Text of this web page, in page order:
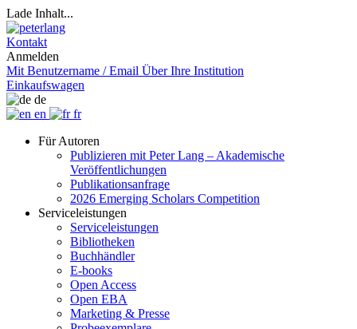
Lade Inhalt...
Kontakt
Anmelden
Mit Benutzername / Email Über Ihre Institution
Einkaufswagen
de
en
fr
Für Autoren
Publizieren mit Peter Lang – Akademische
Veröffentlichungen
Publikationsanfrage
2026 Emerging Scholars Competition
Serviceleistungen
Serviceleistungen
Bibliotheken
Buchhändler
E-books
Open Access
Open EBA
Marketing & Presse